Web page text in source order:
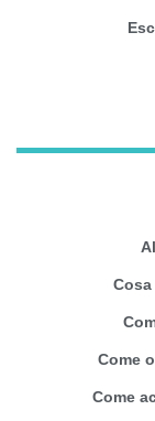
Come
Come